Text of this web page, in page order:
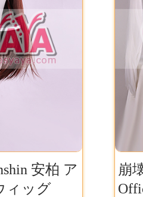
安柏 ア
ィッグ
崩